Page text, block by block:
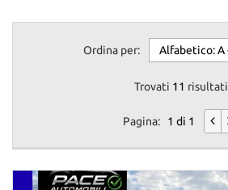
Ordina per:
Trovati 11 risultati
Pagina: 1 di 1
e